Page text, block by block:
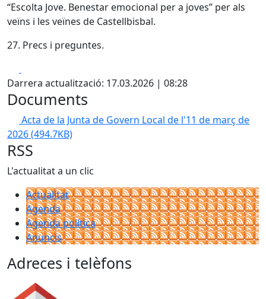
“Escolta Jove. Benestar emocional per a joves” per als
veïns i les veïnes de Castellbisbal.
27. Precs i preguntes.
Darrera actualització: 17.03.2026 | 08:28
Documents
Acta de la Junta de Govern Local de l'11 de març de
2026(494.7KB)
RSS
L'actualitat a un clic
Actualitat
Agenda
Agenda política
Anuncis
Adreces i telèfons